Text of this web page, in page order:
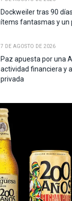
Dockweiler tras 90
ítems fantasmas y un
7 DE AGOSTO DE 2026
Paz apuesta por una
actividad financiera y
privada